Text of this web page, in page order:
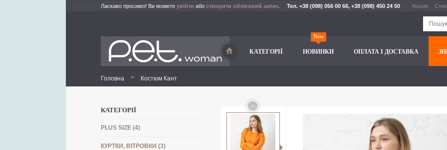
Ласкаво просимо! Ви можете увійти або створити обліковий запис Тел. +38 (098) 056 00 66, +38 (098) 450 24 50 Кошик
КАТЕГОРІЇ
New
НОВИНКИ ОПЛАТА І ДОСТАВКА
Головна > Костюм Кант
КАТЕГОРІЇ
PLUS SIZE (4)
КУРТКИ, ВІТРОВКИ (3)